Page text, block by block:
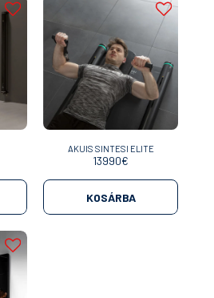
AKUIS SINTESI ELITE
13990€
KOSÁRBA